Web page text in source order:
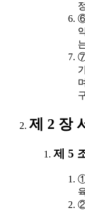
⑥
⑦
제 2 장
제 5
①
②